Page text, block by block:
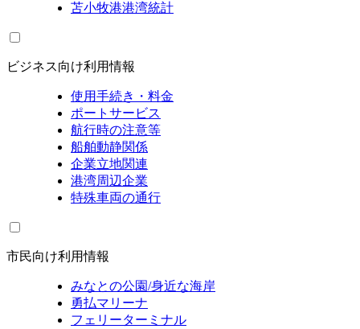
苫小牧港港湾統計
ビジネス向け利用情報
使用手続き・料金
ポートサービス
航行時の注意等
船舶動静関係
企業立地関連
港湾周辺企業
特殊車両の通行
市民向け利用情報
みなとの公園/身近な海岸
勇払マリーナ
フェリーターミナル